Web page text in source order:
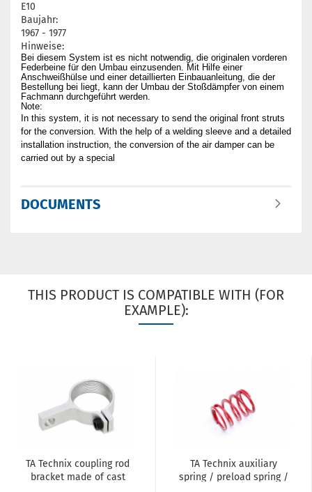
E10
Baujahr:
1967 - 1977
Hinweise:
Bei diesem System ist es nicht notwendig, die originalen vorderen
Federbeine für den Umbau einzusenden. Mit Hilfe einer
Anschweißhülse und einer detaillierten Einbauanleitung, die der
Bestellung bei liegt, kann der Umbau der Stoßdämpfer von einem
Fachmann durchgeführt werden.
Note:
In this system, it is not necessary to send the original front struts
for the conversion. With the help of a welding sleeve and a detailed
installation instruction, the conversion of the air damper can be
carried out by a special
DOCUMENTS
THIS PRODUCT IS COMPATIBLE WITH (FOR
EXAMPLE):
TA Technix coupling rod
bracket made of cast
TA Technix auxiliary
spring / preload spring /